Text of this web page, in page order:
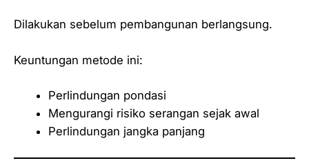
Dilakukan sebelum pembangunan berlangsung.
Keuntungan metode ini:
Perlindungan pondasi
Mengurangi risiko serangan sejak awal
Perlindungan jangka panjang